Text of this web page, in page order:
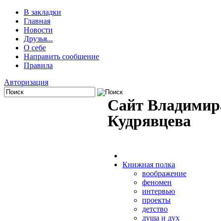
В закладки
Главная
Новости
Друзья...
О себе
Направить сообщение
Правила
Авторизация
Сайт
Кудрявцева
Книжная полка
воображение
феномен
интервью
проекты
детство
душа и дух